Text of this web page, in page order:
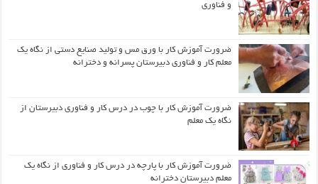
و فناوری
ضرورت آموزش کار با ورق مس و تولید صنایع دستی از نگاه یک
معلم کار و فناوری دبیرستان پسرانه و دخترانه
ضرورت آموزش کار با چوب در درس کار و فناوری دبیرستان از
نگاه یک معلم
ضرورت آموزش کار با پارچه در درس کار و فناوری از نگاه یک
معلم دبیرستان دخترانه